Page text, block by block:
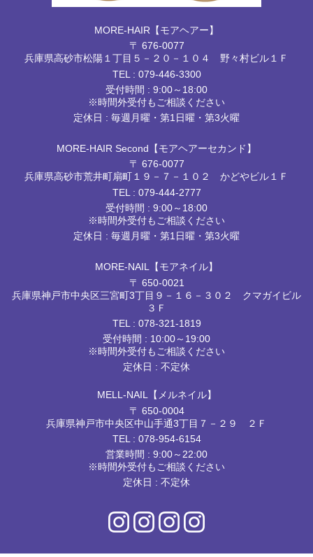
MORE-HAIR【モアヘアー】
〒 676-0077
兵庫県高砂市松陽１丁目５－２０－１０４ 野々村ビル１Ｆ
TEL : 079-446-3300
受付時間 : 9:00～18:00
※時間外受付もご相談ください
定休日 : 毎週月曜・第1日曜・第3火曜
MORE-HAIR Second【モアヘアーセカンド】
〒 676-0077
兵庫県高砂市荒井町扇町１９－７－１０２ かどやビル１Ｆ
TEL : 079-444-2777
受付時間 : 9:00～18:00
※時間外受付もご相談ください
定休日 : 毎週月曜・第1日曜・第3火曜
MORE-NAIL【モアネイル】
〒 650-0021
兵庫県神戸市中央区三宮町3丁目９－１６－３０２ クマガイビル
３Ｆ
TEL : 078-321-1819
受付時間 : 10:00～19:00
※時間外受付もご相談ください
定休日 : 不定休
MELL-NAIL【メルネイル】
〒 650-0004
兵庫県神戸市中央区中山手通3丁目７－２９ ２Ｆ
TEL : 078-954-6154
営業時間 : 9:00～22:00
※時間外受付もご相談ください
定休日 : 不定休